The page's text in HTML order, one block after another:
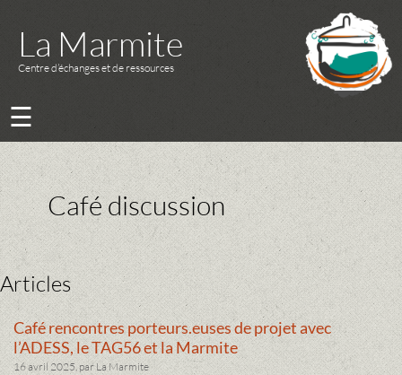
La Marmite
Centre d’échanges et de ressources
☰
Café discussion
Articles
Café rencontres porteurs.euses de projet avec
l’ADESS, le TAG56 et la Marmite
16 avril 2025, par La Marmite